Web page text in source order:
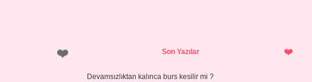
SidebarSon Yazılar
Devamsızlıktan kalınca burs kesilir mi ?